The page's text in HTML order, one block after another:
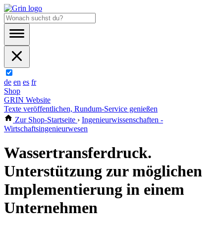
de en es fr
Shop
GRIN Website
Texte veröffentlichen, Rundum-Service genießen
Zur Shop-Startseite › Ingenieurwissenschaften -
Wirtschaftsingenieurwesen
Wassertransferdruck.
Unterstützung zur möglichen
Implementierung in einem
Unternehmen